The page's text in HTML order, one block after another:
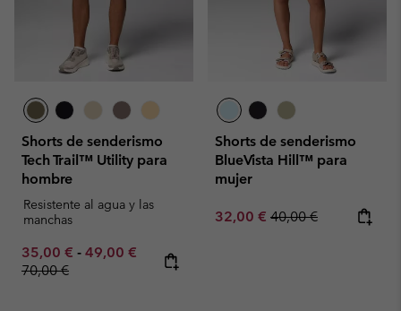
Shorts de senderismo
Tech Trail™ Utility para
hombre
Resistente al agua y las
manchas
Minimum sale price:
35,00 € - Maximum sale price:
49,00 € Regular price:
70,00 €
Shorts de senderismo
BlueVista Hill™ para
mujer
Sale price:
32,00 € Regular price:
40,00 €